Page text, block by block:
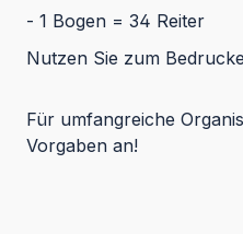
- 1 Bogen = 34 Reiter
Nutzen Sie zum
Für umfangreiche
Vorgaben an!